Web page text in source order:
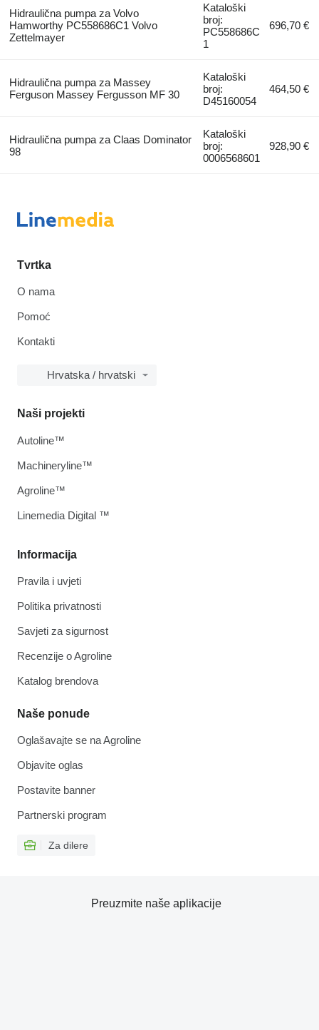
Hidraulična pumpa za Volvo
Hamworthy PC558686C1 Volvo
Zettelmayer
Kataloški
broj:
PC558686C
1
696,70 €
Hidraulična pumpa za Massey
Ferguson Massey Fergusson MF 30
Kataloški
broj:
D45160054
464,50 €
Hidraulična pumpa za Claas Dominator
98
Kataloški
broj:
0006568601
928,90 €
Tvrtka
O nama
Pomoć
Kontakti
Hrvatska / hrvatski
Informacija
Pravila i uvjeti
Politika privatnosti
Savjeti za sigurnost
Recenzije o Agroline
Katalog brendova
Naše ponude
Oglašavajte se na Agroline
Objavite oglas
Postavite banner
Partnerski program
Za dilere
Naši projekti
Autoline™
Machineryline™
Agroline™
Linemedia Digital ™
Preuzmite naše aplikacije